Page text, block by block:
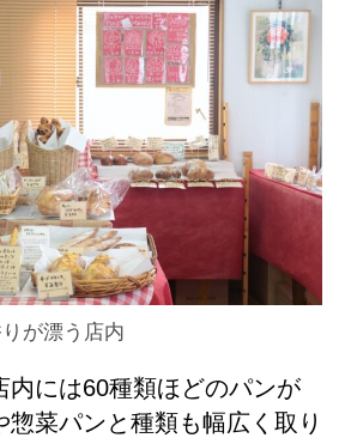
が漂う店内
内には60種類ほどのパンが
惣菜パンと種類も幅広く取り